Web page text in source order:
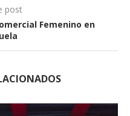
post
Femenino en